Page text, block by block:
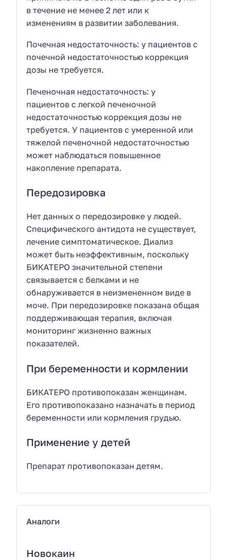
в течение не менее 2 лет или к
изменениям в развитии заболевания.
Почечная недостаточность: у пациентов с
почечной недостаточностью коррекция
дозы не требуется.
Печеночная недостаточность: у
пациентов с легкой печеночной
недостаточностью коррекция дозы не
требуется. У пациентов с умеренной или
тяжелой печеночной недостаточностью
может наблюдаться повышенное
накопление препарата.
Передозировка
Нет данных о передозировке у людей.
Специфического антидота не существует,
лечение симптоматическое. Диализ
может быть неэффективным, поскольку
БИКАТЕРО значительной степени
связывается с белками и не
обнаруживается в неизмененном виде в
моче. При передозировке показана общая
поддерживающая терапия, включая
мониторинг жизненно важных
показателей.
При беременности и кормлении
БИКАТЕРО противопоказан женщинам.
Его противопоказано назначать в период
беременности или кормления грудью.
Применение у детей
Препарат противопоказан детям.
Аналоги
Новокаин